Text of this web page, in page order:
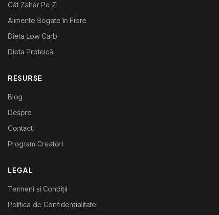
Cât Zahăr Pe Zi
Alimente Bogate în Fibre
Dieta Low Carb
Dieta Proteică
RESURSE
Blog
Despre
Contact
Program Creatori
LEGAL
Termeni și Condiții
Politica de Confidențialitate